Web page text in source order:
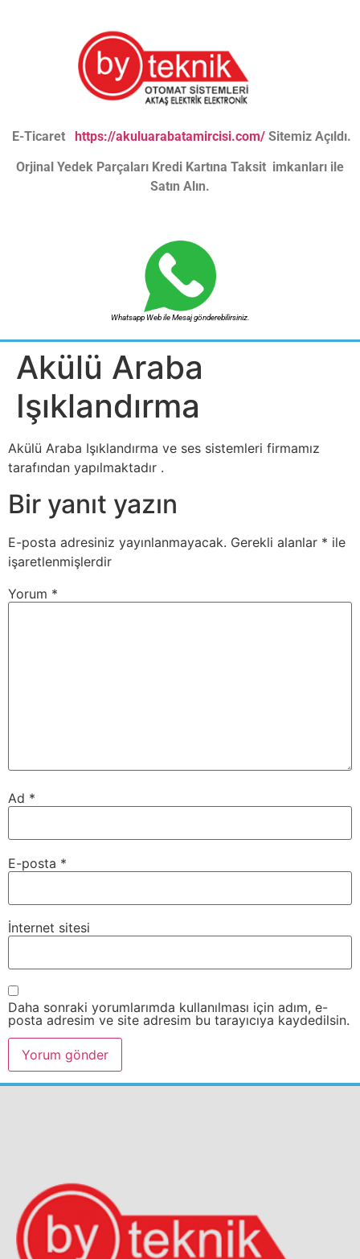
E-Ticaret https://akuluarabatamircisi.com/ Sitemiz Açıldı.
Orjinal Yedek Parçaları Kredi Kartına Taksit imkanları ile
Satın Alın.
Whatsapp Web ile Mesaj gönderebilirsiniz.
Akülü Araba
Işıklandırma
Akülü Araba Işıklandırma ve ses sistemleri firmamız
tarafından yapılmaktadır .
Bir yanıt yazın
E-posta adresiniz yayınlanmayacak. Gerekli alanlar * ile
işaretlenmişlerdir
Yorum *
Ad *
E-posta *
İnternet sitesi
Daha sonraki yorumlarımda kullanılması için adım, e-
posta adresim ve site adresim bu tarayıcıya kaydedilsin.